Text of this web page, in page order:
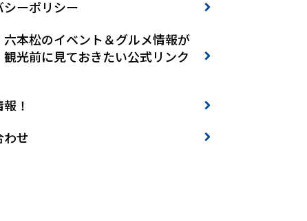
シーポリシー
六本松のイベント＆グルメ情報が
観光前に見ておきたい公式リンク
！
わせ